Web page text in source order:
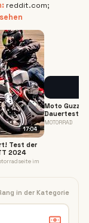
reddit.com;
17:04
Test der
2024
im
Moto Guzzi
Dauertest:
italienische
MOTORRAD
in der Kategorie